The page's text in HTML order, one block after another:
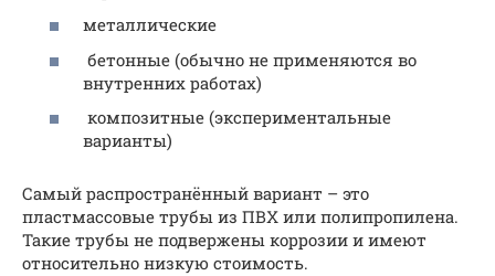
металлические
бетонные (обычно не применяются во
внутренних работах)
композитные (экспериментальные
варианты)
Самый распространённый вариант – это
пластмассовые трубы из ПВХ или полипропилена.
Такие трубы не подвержены коррозии и имеют
относительно низкую стоимость.